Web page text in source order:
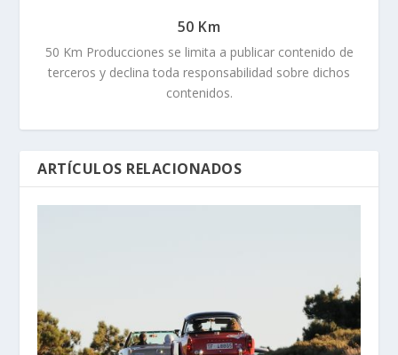
50 Km
50 Km Producciones se limita a publicar contenido de
terceros y declina toda responsabilidad sobre dichos
contenidos.
ARTÍCULOS RELACIONADOS